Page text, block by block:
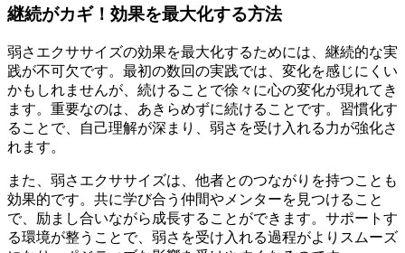
継続がカギ！効果を最大化する方法
弱さエクササイズの効果を最大化するためには、継続的な実
践が不可欠です。最初の数回の実践では、変化を感じにくい
かもしれませんが、続けることで徐々に心の変化が現れてき
ます。重要なのは、あきらめずに続けることです。習慣化す
ることで、自己理解が深まり、弱さを受け入れる力が強化さ
れます。
また、弱さエクササイズは、他者とのつながりを持つことも
効果的です。共に学び合う仲間やメンターを見つけること
で、励まし合いながら成長することができます。サポートす
る環境が整うことで、弱さを受け入れる過程がよりスムーズ